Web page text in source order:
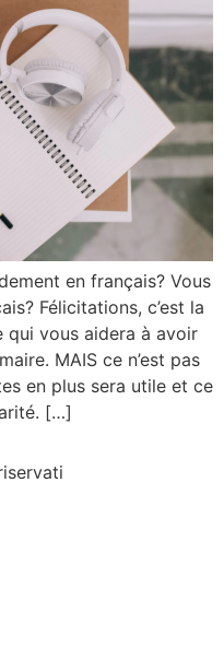
en français? Vous
Félicitations, c’est la
qui vous aidera à avoir
MAIS ce n’est pas
en plus sera utile et ce
[…]